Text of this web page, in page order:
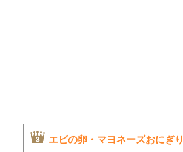
エビの卵・マヨネーズおにぎり